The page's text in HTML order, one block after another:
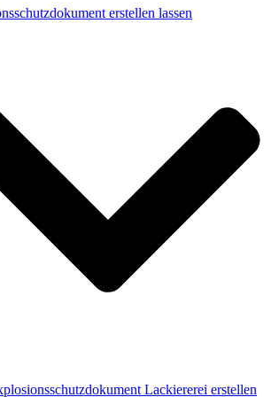
erstellen lassen
Lackiererei erstellen